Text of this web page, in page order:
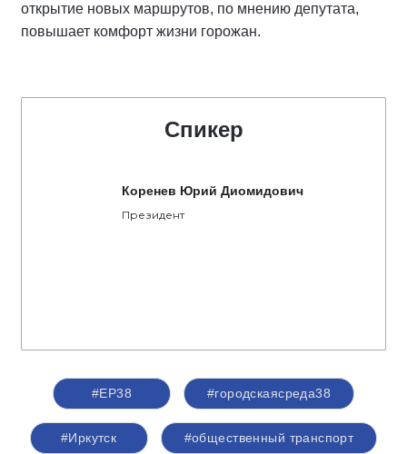
открытие новых маршрутов, по мнению депутата,
повышает комфорт жизни горожан.
Спикер
Коренев Юрий Диомидович
Президент
#ЕР38 #городскаясреда38
#Иркутск #общественный транспорт